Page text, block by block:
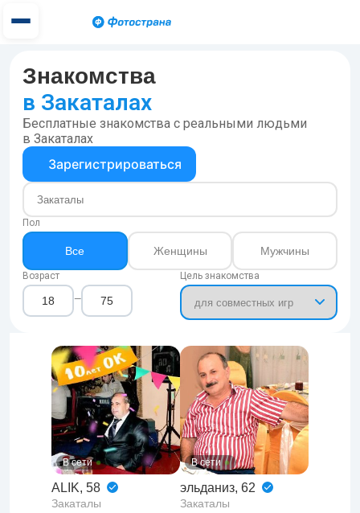
Знакомства
в Закаталах
Бесплатные знакомства с реальными людьми
в Закаталах
Зарегистрироваться
Пол
Все Женщины Мужчины
Возраст
—
Цель знакомства
В сети
ALIK, 58
Закаталы
В сети
эльданиз, 62
Закаталы